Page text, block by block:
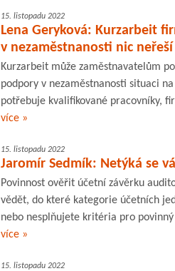
15. listopadu 2022
Lena Geryková: Kurzarbeit
v nezaměstnanosti nic neřeší
Kurzarbeit může zaměstnavatelům
podpory v nezaměstnanosti situaci
potřebuje kvalifikované pracovníky,
více »
15. listopadu 2022
Jaromír Sedmík: Netýká se
Povinnost ověřit účetní závěrku
vědět, do které kategorie účetních
nebo nesplňujete kritéria pro
více »
15. listopadu 2022